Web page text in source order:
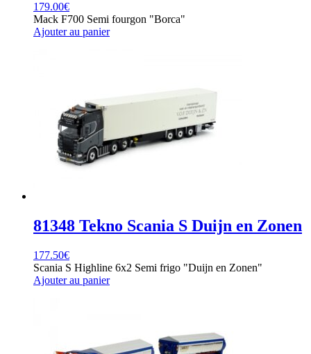
179.00€
Mack F700 Semi fourgon "Borca"
Ajouter au panier
81348 Tekno Scania S Duijn en Zonen
177.50€
Scania S Highline 6x2 Semi frigo "Duijn en Zonen"
Ajouter au panier